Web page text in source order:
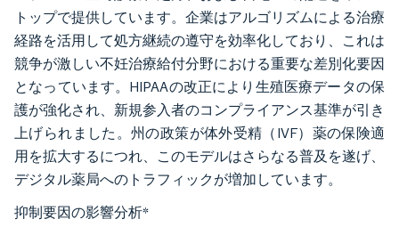
トップで提供しています。企業はアルゴリズムによる治療
経路を活用して処方継続の遵守を効率化しており、これは
競争が激しい不妊治療給付分野における重要な差別化要因
となっています。HIPAAの改正により生殖医療データの保
護が強化され、新規参入者のコンプライアンス基準が引き
上げられました。州の政策が体外受精（IVF）薬の保険適
用を拡大するにつれ、このモデルはさらなる普及を遂げ、
デジタル薬局へのトラフィックが増加しています。
抑制要因の影響分析*